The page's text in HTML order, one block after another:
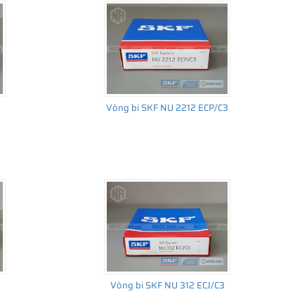
Vòng bi SKF NU 2212 ECP/C3
Vòng bi SKF NU 312 ECJ/C3